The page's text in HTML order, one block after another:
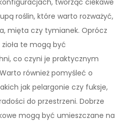
roślin, które warto rozważyć,
mięta czy tymianek. Oprócz
te mogą być
co czyni je praktycznym
również pomyśleć o
jak pelargonie czy fuksje,
do przestrzeni. Dobrze
mogą być umieszczane na